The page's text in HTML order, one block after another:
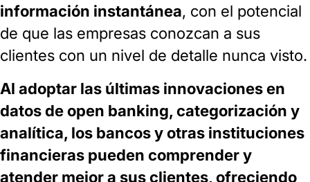
información instantánea, con el potencial
de que las empresas conozcan a sus
clientes con un nivel de detalle nunca visto.
Al adoptar las últimas innovaciones en
datos de open banking, categorización y
analítica, los bancos y otras instituciones
financieras pueden comprender y
atender mejor a sus clientes, ofreciendo